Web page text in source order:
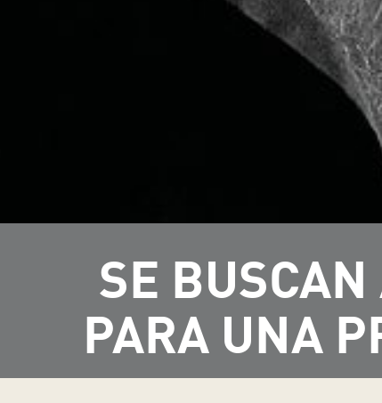
SE BUSCAN
PARA UNA